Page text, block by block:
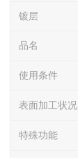
镀层
品名
使用条件
表面加工状况
特殊功能